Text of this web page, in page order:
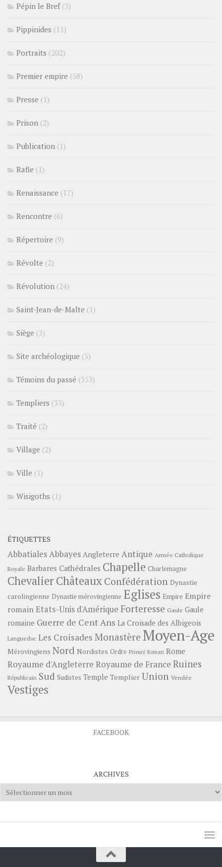
Pépin le Bref(3)
Pippinides (11)
Portraits (202)
Premier empire (58)
Presse (1)
Prison (2)
Publication (1)
Rafle (1)
Renaissance (17)
Rencontre (6)
Répertoire (9)
Révolte (2)
Révolution (24)
Saint-Jean-de-Malte (1)
Siège (3)
Site archéologique (5)
Témoins du passé (353)
Templiers (33)
Traité (2)
Village (2)
Ville (1)
Wisigoths (1)
ÉTIQUETTES
Abbatiales Abbayes Angleterre Antique Armée Catholique
Royale Barbares Cathédrales Chapelle Charlemagne
ChevalierChâteauxConfédération Dynastie
carolingienne Dynastie mérovingienne Eglises Empire Empire
romainEtats-Unis d'Amérique Forteresse Gaule Gaule
romaine Guerre de Cent Ans La Croisade des Albigeois
Languedoc Les Croisades Monastère Moyen-Age
Mérovingiens Nord Nordistes Ordre Prieuré Roman Rome
Royaume d'Angleterre Royaume de France Ruines
Républicain Sud Sudistes Temple Templier Union Vendée
Vestiges
FACEBOOK
ARCHIVES
Archives